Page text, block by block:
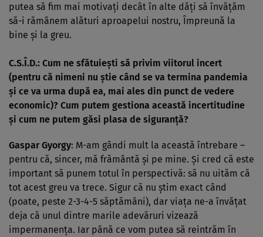
putea să fim mai motivaţi decât în alte dăţi să învăţăm
să-i rămânem alături aproapelui nostru, Împreună la
bine şi la greu.
C.S.Î.D.: Cum ne sfătuieşti să privim viitorul incert
(pentru că nimeni nu ştie când se va termina pandemia
şi ce va urma după ea, mai ales din punct de vedere
economic)? Cum putem gestiona această incertitudine
şi cum ne putem găsi plasa de siguranţă?
Gaspar Gyorgy: M-am gândi mult la această întrebare –
pentru că, sincer, mă frământă şi pe mine. Şi cred că este
important să punem totul în perspectivă: să nu uităm că
tot acest greu va trece. Sigur că nu ştim exact când
(poate, peste 2-3-4-5 săptămâni), dar viaţa ne-a învăţat
deja că unul dintre marile adevăruri vizează
impermanenţa. Iar până ce vom putea să reintrăm în